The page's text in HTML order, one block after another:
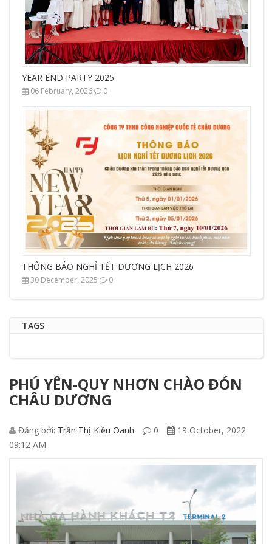
YEAR END PARTY 2025
06 February, 2026 0
THÔNG BÁO NGHỈ TẾT DƯƠNG LỊCH 2026
30 December, 2025 0
TAGS
PHÚ YÊN-QUY NHƠN CHÀO ĐÓN
CHÂU DƯƠNG
Đăng bởi: Trần Thị Kiều Oanh 0
19 October, 2022
09:12 AM